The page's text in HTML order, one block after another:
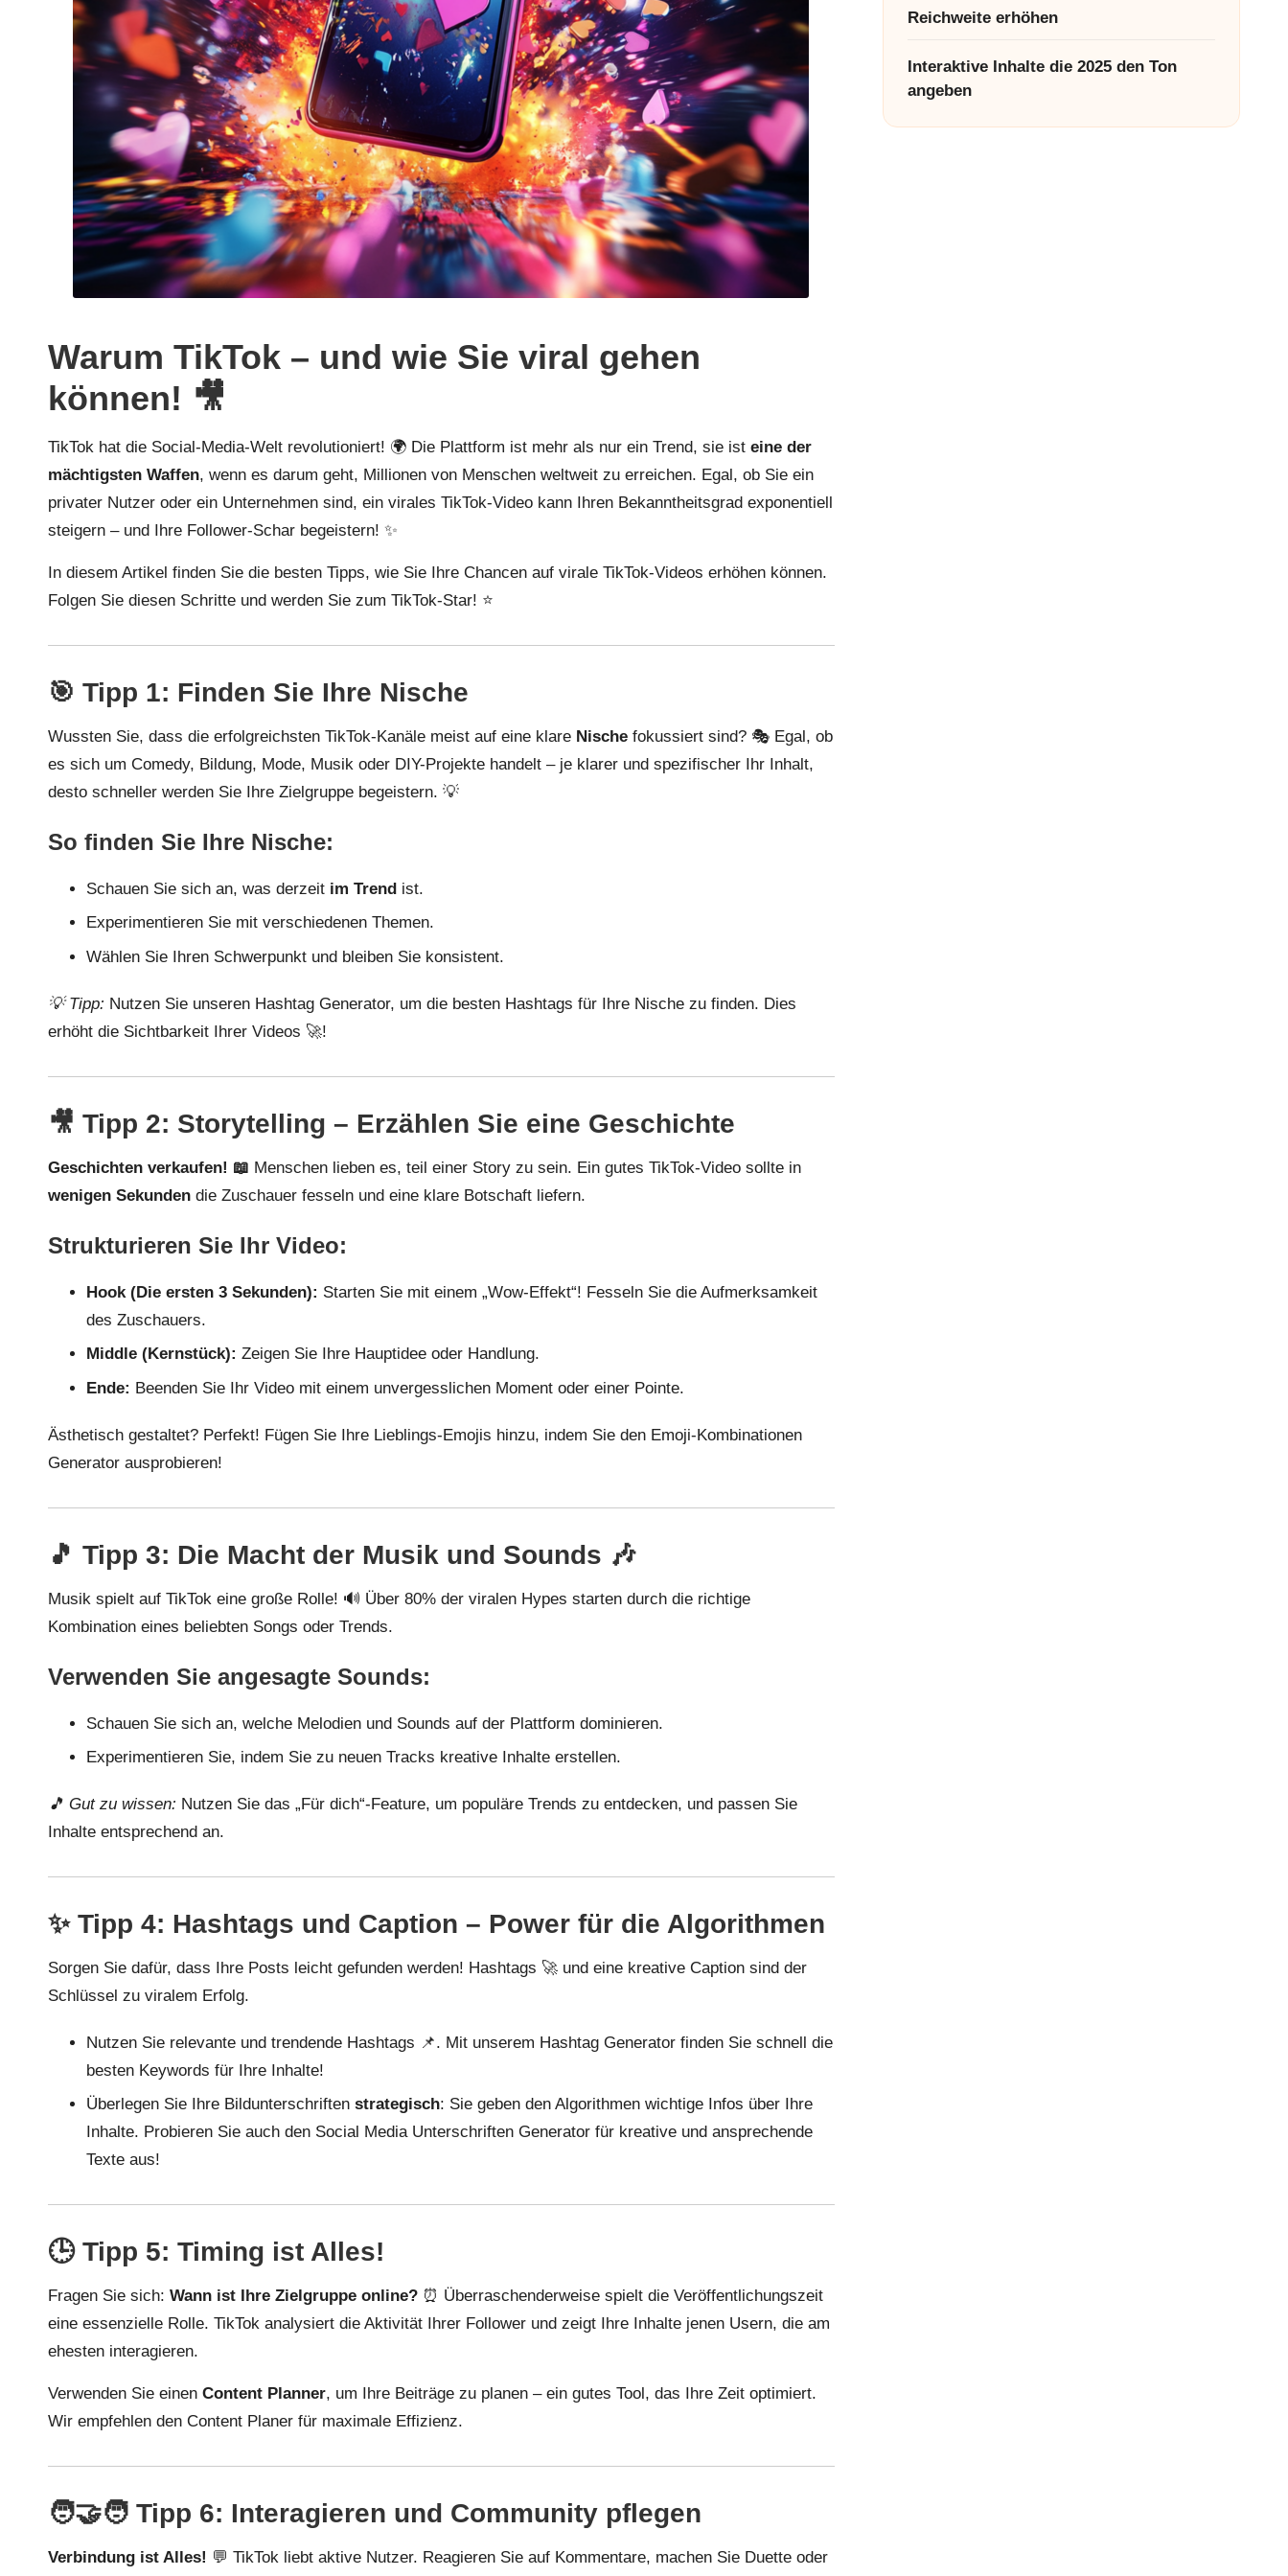
Warum TikTok – und wie Sie viral gehen
können! 🎥
TikTok hat die Social-Media-Welt revolutioniert! 🌍 Die Plattform ist mehr als nur ein Trend, sie ist eine der
mächtigsten Waffen, wenn es darum geht, Millionen von Menschen weltweit zu erreichen. Egal, ob Sie ein
privater Nutzer oder ein Unternehmen sind, ein virales TikTok-Video kann Ihren Bekanntheitsgrad exponentiell
steigern – und Ihre Follower-Schar begeistern! ✨
In diesem Artikel finden Sie die besten Tipps, wie Sie Ihre Chancen auf virale TikTok-Videos erhöhen können.
Folgen Sie diesen Schritte und werden Sie zum TikTok-Star! ⭐
🎯 Tipp 1: Finden Sie Ihre Nische
Wussten Sie, dass die erfolgreichsten TikTok-Kanäle meist auf eine klare Nische fokussiert sind? 🎭 Egal, ob
es sich um Comedy, Bildung, Mode, Musik oder DIY-Projekte handelt – je klarer und spezifischer Ihr Inhalt,
desto schneller werden Sie Ihre Zielgruppe begeistern. 💡
So finden Sie Ihre Nische:
Schauen Sie sich an, was derzeit im Trend ist.
Experimentieren Sie mit verschiedenen Themen.
Wählen Sie Ihren Schwerpunkt und bleiben Sie konsistent.
💡 Tipp: Nutzen Sie unseren Hashtag Generator, um die besten Hashtags für Ihre Nische zu finden. Dies
erhöht die Sichtbarkeit Ihrer Videos 🚀!
🎥 Tipp 2: Storytelling – Erzählen Sie eine Geschichte
Geschichten verkaufen! 📖 Menschen lieben es, teil einer Story zu sein. Ein gutes TikTok-Video sollte in
wenigen Sekunden die Zuschauer fesseln und eine klare Botschaft liefern.
Strukturieren Sie Ihr Video:
Hook (Die ersten 3 Sekunden): Starten Sie mit einem „Wow-Effekt“! Fesseln Sie die Aufmerksamkeit
des Zuschauers.
Middle (Kernstück): Zeigen Sie Ihre Hauptidee oder Handlung.
Ende: Beenden Sie Ihr Video mit einem unvergesslichen Moment oder einer Pointe.
Ästhetisch gestaltet? Perfekt! Fügen Sie Ihre Lieblings-Emojis hinzu, indem Sie den Emoji-Kombinationen
Generator ausprobieren!
🎵 Tipp 3: Die Macht der Musik und Sounds 🎶
Musik spielt auf TikTok eine große Rolle! 🔊 Über 80% der viralen Hypes starten durch die richtige
Kombination eines beliebten Songs oder Trends.
Verwenden Sie angesagte Sounds:
Schauen Sie sich an, welche Melodien und Sounds auf der Plattform dominieren.
Experimentieren Sie, indem Sie zu neuen Tracks kreative Inhalte erstellen.
🎵 Gut zu wissen: Nutzen Sie das „Für dich“-Feature, um populäre Trends zu entdecken, und passen Sie
Inhalte entsprechend an.
✨ Tipp 4: Hashtags und Caption – Power für die Algorithmen
Sorgen Sie dafür, dass Ihre Posts leicht gefunden werden! Hashtags 🚀 und eine kreative Caption sind der
Schlüssel zu viralem Erfolg.
Nutzen Sie relevante und trendende Hashtags 📌. Mit unserem Hashtag Generator finden Sie schnell die
besten Keywords für Ihre Inhalte!
Überlegen Sie Ihre Bildunterschriften strategisch: Sie geben den Algorithmen wichtige Infos über Ihre
Inhalte. Probieren Sie auch den Social Media Unterschriften Generator für kreative und ansprechende
Texte aus!
🕒 Tipp 5: Timing ist Alles!
Fragen Sie sich: Wann ist Ihre Zielgruppe online? ⏰ Überraschenderweise spielt die Veröffentlichungszeit
eine essenzielle Rolle. TikTok analysiert die Aktivität Ihrer Follower und zeigt Ihre Inhalte jenen Usern, die am
ehesten interagieren.
Verwenden Sie einen Content Planner, um Ihre Beiträge zu planen – ein gutes Tool, das Ihre Zeit optimiert.
Wir empfehlen den Content Planer für maximale Effizienz.
🧑‍🤝‍🧑 Tipp 6: Interagieren und Community pflegen
Verbindung ist Alles! 💬 TikTok liebt aktive Nutzer. Reagieren Sie auf Kommentare, machen Sie Duette oder
Reichweite erhöhen
Interaktive Inhalte die 2025 den Ton
angeben